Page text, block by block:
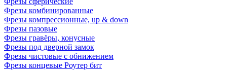
Фрезы комбинированные
Фрезы компрессионные, up & down
Фрезы пазовые
Фрезы гравёры, конусные
Фрезы под дверной замок
Фрезы чистовые с обнижением
Фрезы концевые Роутер бит